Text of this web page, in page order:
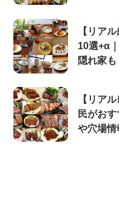
【リア
10選+α
隠れ家も
【リア
民がお
や穴場情